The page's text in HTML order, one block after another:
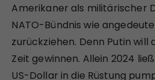
Amerikaner als militärischer
NATO-Bündnis wie
zurückziehen. Denn Putin will
Zeit gewinnen. Allein 2024
US-Dollar in die Rüstung